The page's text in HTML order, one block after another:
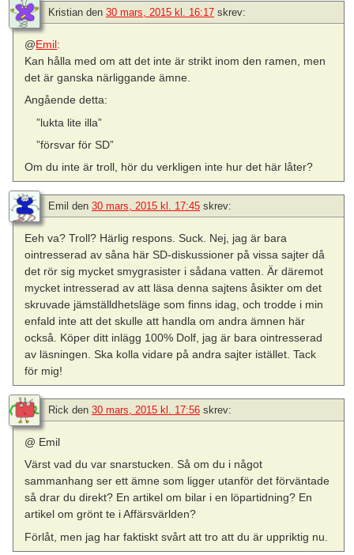
Kristian den 30 mars, 2015 kl. 16:17 skrev:
@Emil:
Kan hålla med om att det inte är strikt inom den ramen, men
det är ganska närliggande ämne.
Angående detta:
”lukta lite illa”
”försvar för SD”
Om du inte är troll, hör du verkligen inte hur det här låter?
Emil den 30 mars, 2015 kl. 17:45 skrev:
Eeh va? Troll? Härlig respons. Suck. Nej, jag är bara
ointresserad av såna här SD-diskussioner på vissa sajter då
det rör sig mycket smygrasister i sådana vatten. Är däremot
mycket intresserad av att läsa denna sajtens åsikter om det
skruvade jämställdhetsläge som finns idag, och trodde i min
enfald inte att det skulle att handla om andra ämnen här
också. Köper ditt inlägg 100% Dolf, jag är bara ointresserad
av läsningen. Ska kolla vidare på andra sajter istället. Tack
för mig!
Rick den 30 mars, 2015 kl. 17:56 skrev:
@ Emil
Värst vad du var snarstucken. Så om du i något
sammanhang ser ett ämne som ligger utanför det förväntade
så drar du direkt? En artikel om bilar i en löpartidning? En
artikel om grönt te i Affärsvärlden?
Förlåt, men jag har faktiskt svårt att tro att du är uppriktig nu.